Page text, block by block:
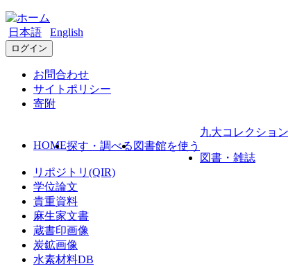
日本語 English
ログイン
お問合わせ
サイトポリシー
寄附
HOME探す・調べる 図書館を使う
九大コレクション
図書・雑誌
リポジトリ(QIR)
学位論文
貴重資料
麻生家文書
蔵書印画像
炭鉱画像
水素材料DB